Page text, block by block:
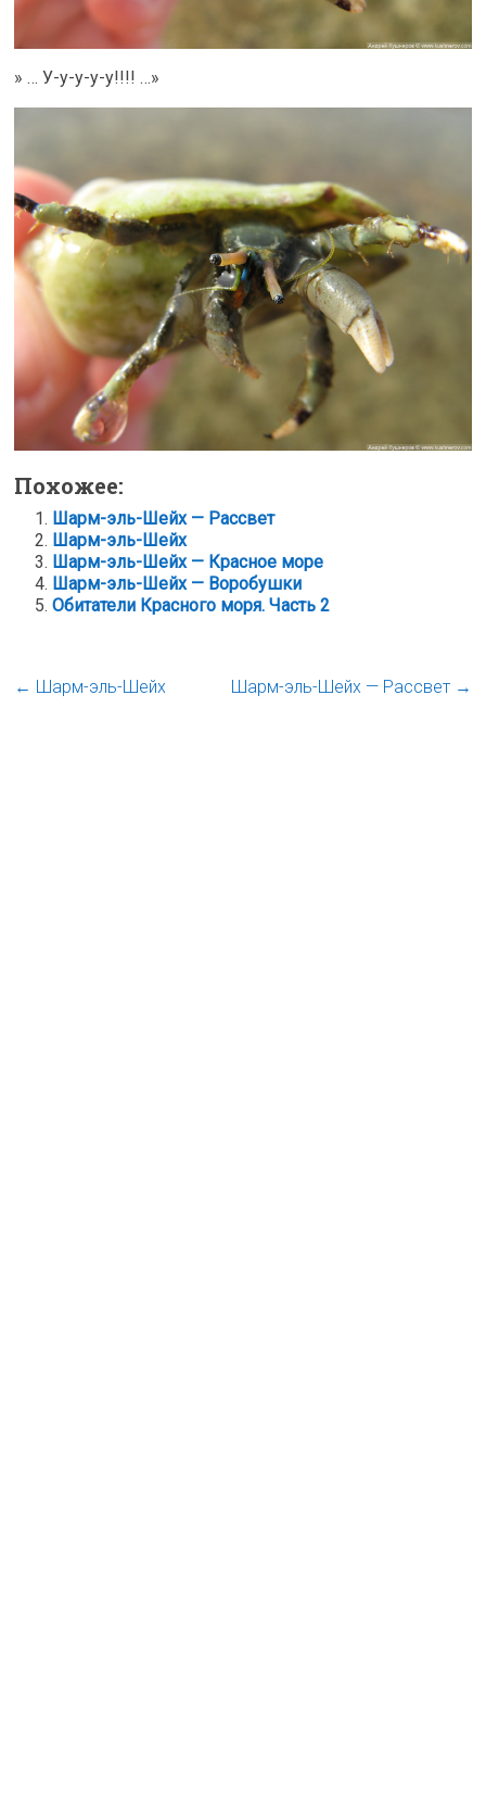
» … У-у-у-у-у!!!! …»
Похожее:
Шарм-эль-Шейх — Рассвет
Шарм-эль-Шейх
Шарм-эль-Шейх — Красное море
Шарм-эль-Шейх — Воробушки
Обитатели Красного моря. Часть 2
← Шарм-эль-Шейх Шарм-эль-Шейх — Рассвет →